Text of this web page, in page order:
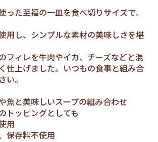
った至福の一皿を食べ切りサイズで。
用し、シンプルな素材の美味しさを堪
フィレを牛肉やイカ、チーズなどと混
仕上げました。いつもの食事と組み合
い。
魚と美味しいスープの組み合わせ
トッピングとしても
用
保存料不使用